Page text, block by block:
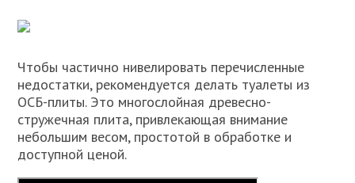
Чтобы частично нивелировать перечисленные
недостатки, рекомендуется делать туалеты из
ОСБ-плиты. Это многослойная древесно-
стружечная плита, привлекающая внимание
небольшим весом, простотой в обработке и
доступной ценой.